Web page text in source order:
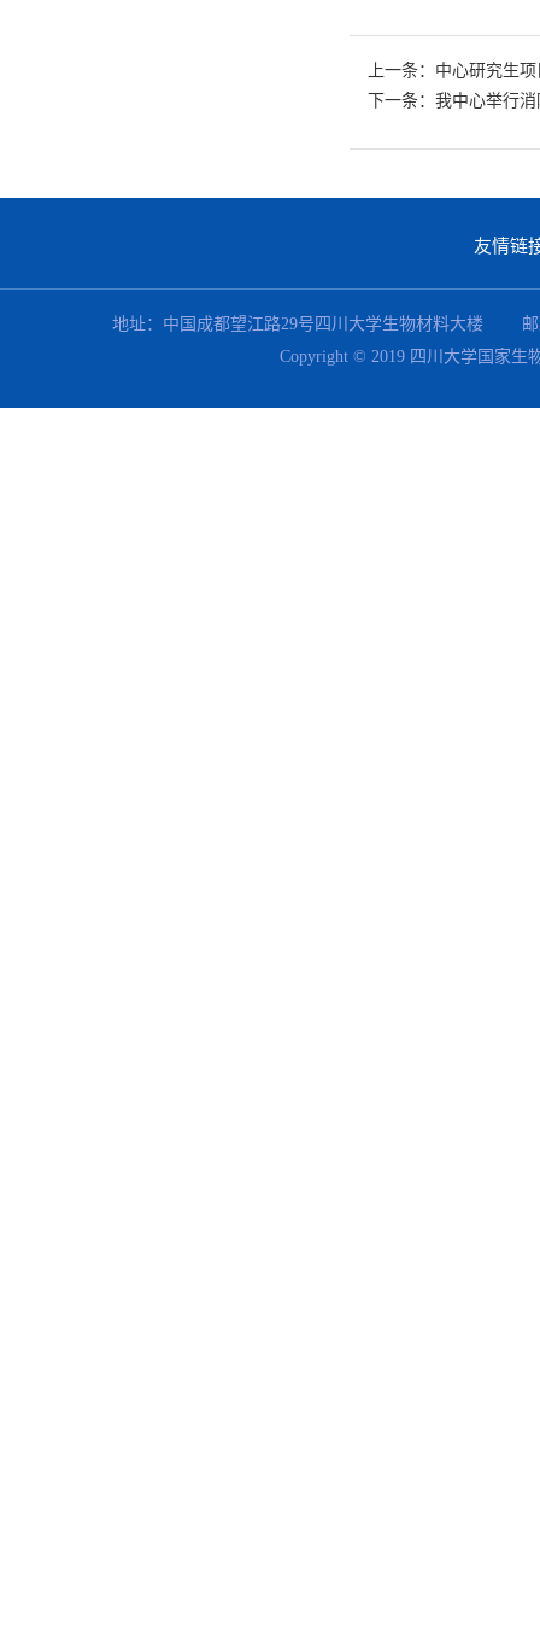
上一条：中心研究生
下一条：我中心举行
友情链
地址：中国成都望江路29号四川大学生物材料大楼 邮
Copyright © 2019 四川大学国家